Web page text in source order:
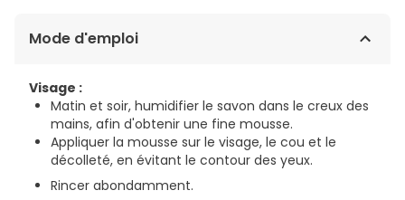
Mode d'emploi
Visage :
Matin et soir, humidifier le savon dans le creux des
mains, afin d'obtenir une fine mousse.
Appliquer la mousse sur le visage, le cou et le
décolleté, en évitant le contour des yeux.
Rincer abondamment.